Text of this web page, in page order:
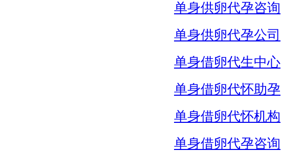
单身供卵代孕咨询
单身供卵代孕公司
单身借卵代生中心
单身借卵代怀助孕
单身借卵代怀机构
单身借卵代孕咨询